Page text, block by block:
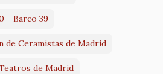
- Barco 39
de Ceramistas de Madrid
de Madrid